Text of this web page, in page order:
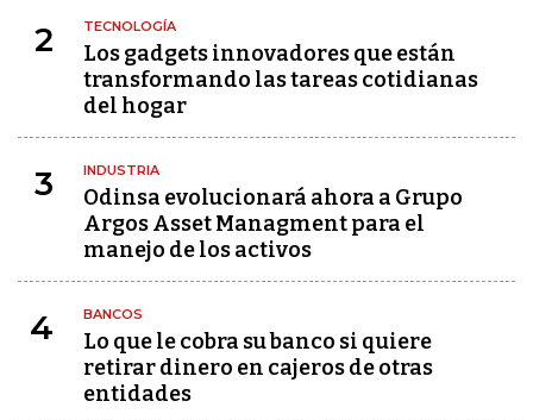
2 TECNOLOGÍA
Los gadgets innovadores que están
transformando las tareas cotidianas
del hogar
3 INDUSTRIA
Odinsa evolucionará ahora a Grupo
Argos Asset Managment para el
manejo de los activos
4 BANCOS
Lo que le cobra su banco si quiere
retirar dinero en cajeros de otras
entidades